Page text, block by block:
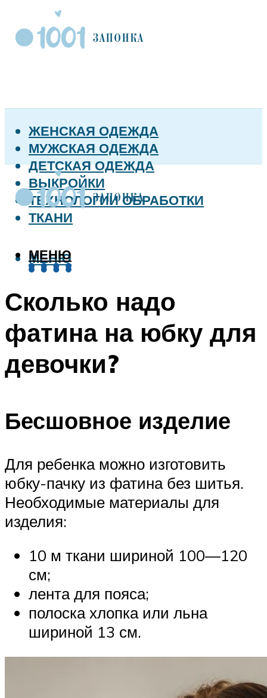
ЖЕНСКАЯ ОДЕЖДА
МУЖСКАЯ ОДЕЖДА
ДЕТСКАЯ ОДЕЖДА
ВЫКРОЙКИ
ТЕХНОЛОГИИ ОБРАБОТКИ
ТКАНИ
МЕНЮ
МЕНЮ
Сколько надо
фатина на юбку для
девочки?
Бесшовное изделие
Для ребенка можно изготовить
юбку-пачку из фатина без шитья.
Необходимые материалы для
изделия:
10 м ткани шириной 100—120
см;
лента для пояса;
полоска хлопка или льна
шириной 13 см.